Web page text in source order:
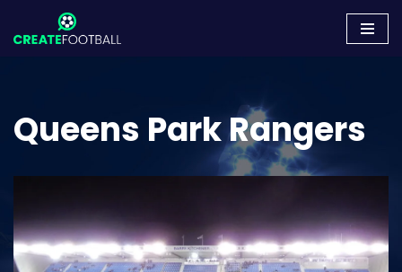
Zum
Queens Park Rangers